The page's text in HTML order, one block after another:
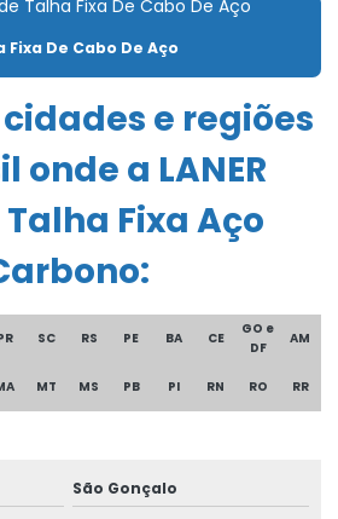
ponte rolante
Duplaviga Para Elevação
Carbono
Elevação Industrial
Operadores De Talhas
multimarcas
Fixa De Cabo De Aço
e regiões
onde a LANER
Fixa Aço
SC RS PE BA CE
GO e
DF
AM
MT MS PB PI RN RO RR
São Gonçalo